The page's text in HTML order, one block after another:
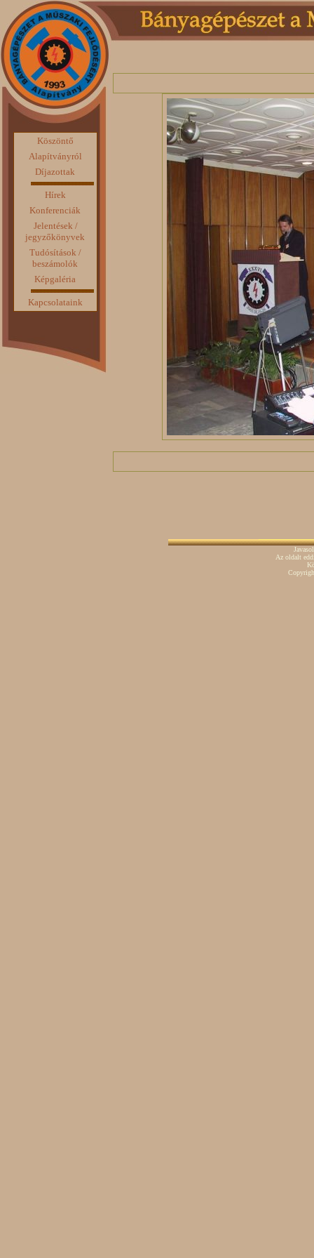
Köszöntő
Alapítványról
Díjazottak
Hírek
Konferenciák
Jelentések /
jegyzőkönyvek
Tudósítások /
beszámolók
Képgaléria
Kapcsolataink
Az oldalt